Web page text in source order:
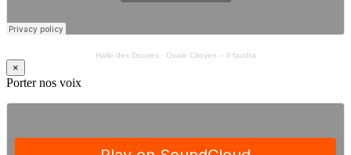
Halle des Douves· Ovale Citoyen – Il faudra
×
Porter nos voix